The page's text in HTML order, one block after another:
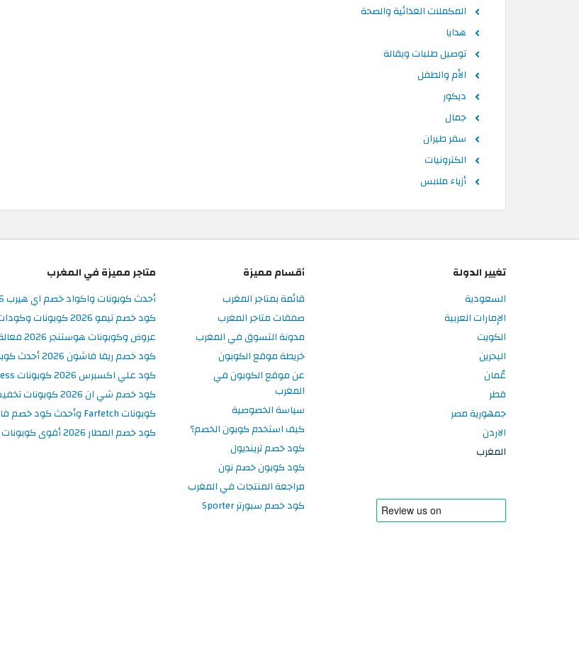
المكملات الغذائية والصحة
هدايا
توصيل طلبات وبقالة
الأم والطفل
ديكور
جمال
سفر طيران
الكترونيات
أزياء ملابس
تغيير الدولة
السعودية
الإمارات العربية
الكويت
البحرين
عُمان
قطر
جمهورية مصر
الاردن
المغرب
أقسام مميزة
قائمة بمتاجر المغرب
صفقات متاجر المغرب
مدونة التسوق في المغرب
خريطة موقع الكوبون
عن موقع الكوبون في
المغرب
سياسة الخصوصية
كيف استخدم كوبون الخصم؟
كود خصم ترينديول
كود كوبون خصم نون
مراجعة المنتجات في المغرب
كود خصم سبورتر Sporter
متاجر مميزة في المغرب
أحدث كوبونات واكواد خصم اي هيرب 2026 حتى 50% في iHerb المغرب
كود خصم تيمو 2026 كوبونات وكودات TEMU حتى 90% على الطلبات
عروض وكوبونات هوستنجر 2026 فعالة 100% في Hostinger المغرب
كود خصم ريفا فاشون 2026 أحدث كوبونات Riva المغرب حتى 50%
كود علي اكسبرس 2026 كوبونات AliExpress محدثة وفعالة حتى 50%
كود خصم شي ان 2026 كوبونات تخفيض فعالة 100% في SHEIN المغرب
كوبونات Farfetch وأحدث كود خصم فارفيتش 2026
كود خصم المطار 2026 أقوى كوبونات حتى 10% في تطبيق Almatar